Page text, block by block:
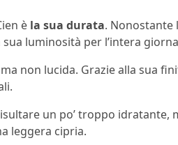
è la sua durata. Nonostante
luminosità per l’intera
non lucida. Grazie alla sua
un po’ troppo idratante,
leggera cipria.